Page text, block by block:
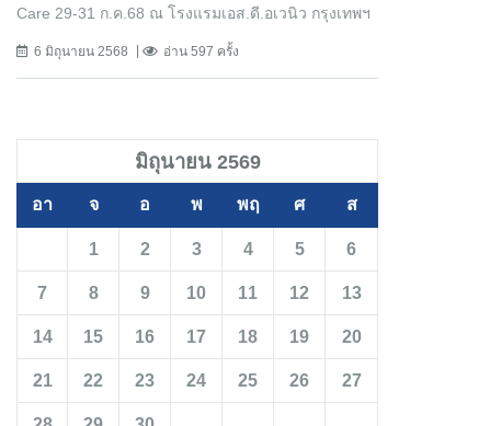
Care 29-31 ก.ค.68 ณ โรงแรมเอส.ดี.อเวนิว กรุงเทพฯ
6 มิถุนายน 2568 อ่าน 597 ครั้ง
มิถุนายน 2569
อา จ อ พ พฤ ศ ส
1 2 3 4 5 6
7 8 9 10 11 12 13
14 15 16 17 18 19 20
21 22 23 24 25 26 27